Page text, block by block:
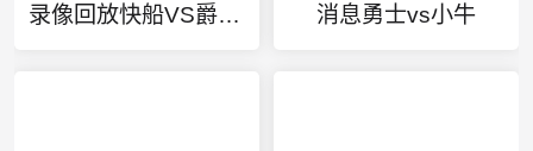
录像回放快船VS爵士G6 消息勇士vs小牛